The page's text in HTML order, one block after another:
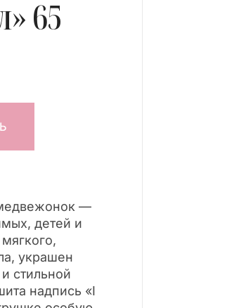
65
—
детей и
украшен
стильной
надпись «I